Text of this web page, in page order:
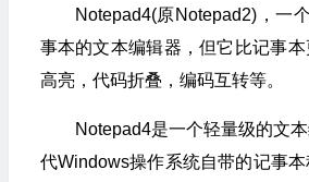
Notepad4(原Notepad2)，一
事本的文本编辑器，但它比记事
高亮，代码折叠，编码互转等。
Notepad4是一个轻量级的文
代Windows操作系统自带的记事